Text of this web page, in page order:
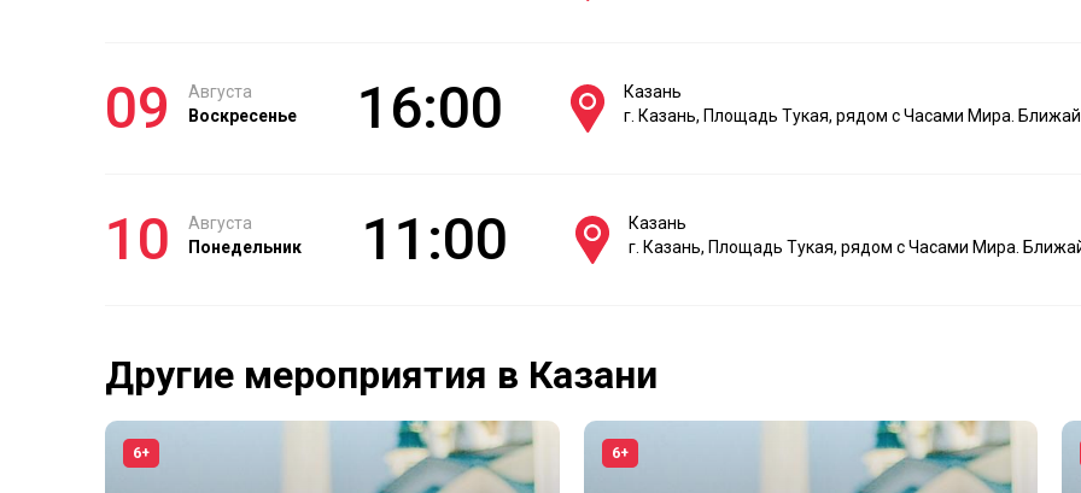
09
Августа
Воскресенье
16:00
Казань
г. Казань, Площадь Тукая, рядом с Часами Мира.
10
Августа
Понедельник
11:00
Казань
г. Казань, Площадь Тукая, рядом с Часами Мира.
Другие мероприятия в Казани
6+ 6+